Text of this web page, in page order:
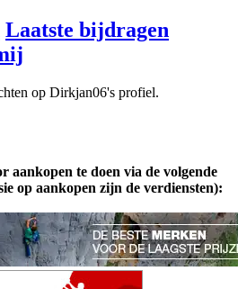
Laatste bijdragen
op Dirkjan06's profiel.
aankopen te doen via de volgende
op aankopen zijn de verdiensten):